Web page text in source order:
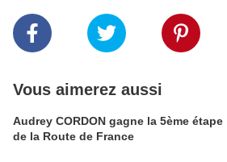
Vous aimerez aussi
Audrey CORDON gagne la 5ème étape
de la Route de France